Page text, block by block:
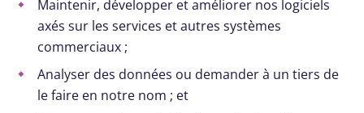
Maintenir, développer et améliorer nos logiciels
axés sur les services et autres systèmes
commerciaux ;
Analyser des données ou demander à un tiers de
le faire en notre nom ; et